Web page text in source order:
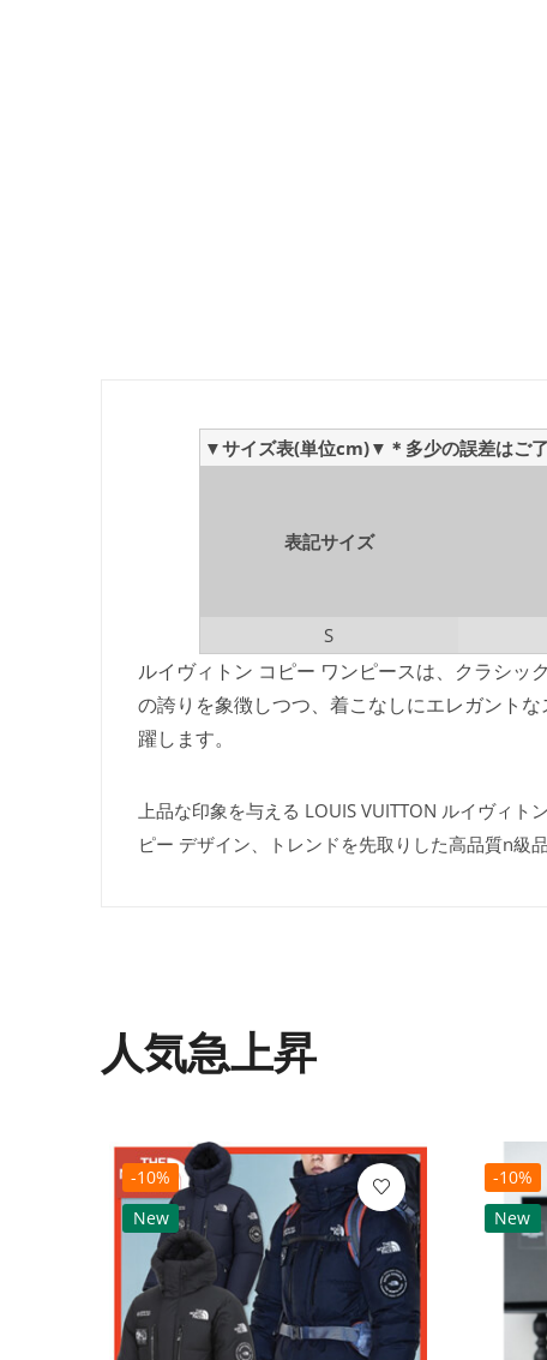
▼サイズ表(単位cm)▼＊多少の誤差はご
表記サイズ
S
ルイヴィトン コピー ワンピースは、クラシッ
の誇りを象徴しつつ、着こなしにエレガント
躍します。
上品な印象を与える LOUIS VUITTON ルイヴィ
ピー デザイン、トレンドを先取りした高品質n級
人気急上昇
-10%
New
-10%
New